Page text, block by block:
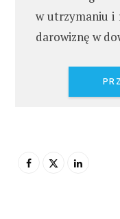
w utrzymaniu i
darowiznę w